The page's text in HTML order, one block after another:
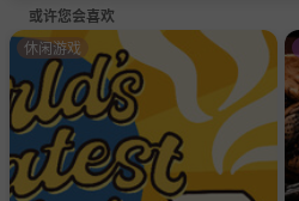
或许您会喜欢
休闲游戏